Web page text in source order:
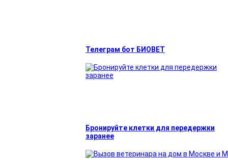
Телеграм бот БИОВЕТ
Бронируйте клетки для передержки
заранее